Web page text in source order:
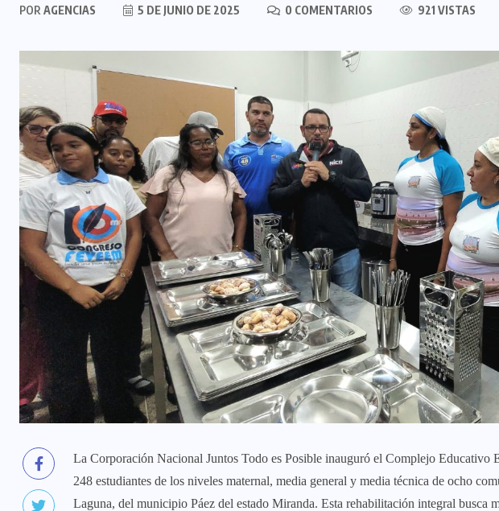
POR AGENCIAS 5 DE JUNIO DE 2025 0 COMENTARIOS 921 VISTAS
La Corporación Nacional Juntos Todo es Posible inauguró el Complejo Educativo
248 estudiantes de los niveles maternal, media general y media técnica de ocho
Laguna, del municipio Páez del estado Miranda. Esta rehabilitación integral busca